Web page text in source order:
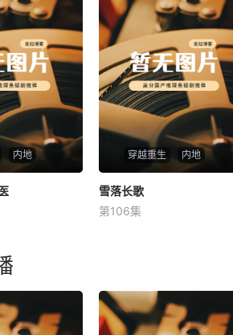
内地
医
穿越重生 内地
雪落长歌
未知
雪落长歌
第106集